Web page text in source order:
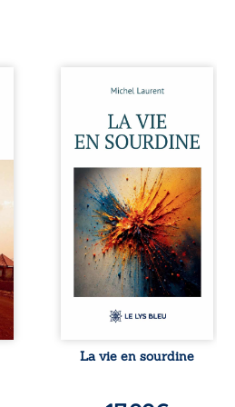
Nina et Pierre se
très jeunes,
presque par
hasard, et se sont
aimés simplement,
persuadés que la
présence de
l’autre suffirait. Ils
mènent une
existence
modeste, rythmée
par le travail, la
fatigue et les
de la mère de
vivent, fragilise un
équilibre déjà
La vie en sourdine